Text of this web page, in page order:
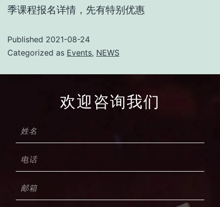
季课程报名详情，先有特别优惠
Published 2021-08-24
Categorized as Events, NEWS
欢迎咨询我们